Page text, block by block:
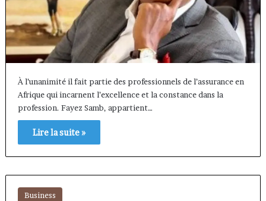
À l’unanimité il fait partie des professionnels de l’assurance en
Afrique qui incarnent l’excellence et la constance dans la
profession. Fayez Samb, appartient…
Lire la suite »
Business